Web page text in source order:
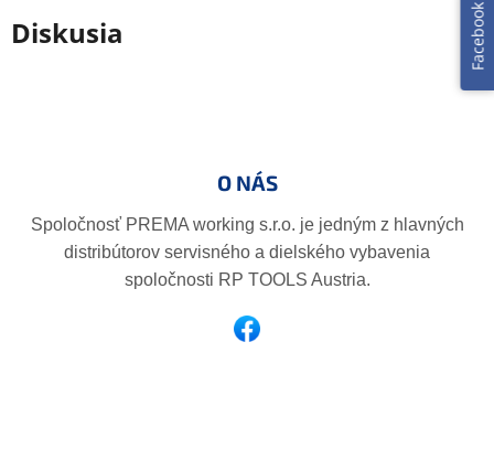
Diskusia
O NÁS
Spoločnosť PREMA working s.r.o. je jedným z hlavných
distribútorov servisného a dielského vybavenia
spoločnosti RP TOOLS Austria.
Facebook